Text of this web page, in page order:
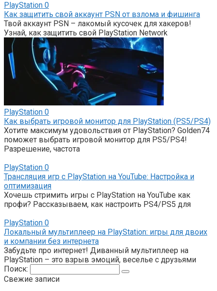
PlayStation 0
Как защитить свой аккаунт PSN от взлома и фишинга
Твой аккаунт PSN – лакомый кусочек для хакеров!
Узнай, как защитить свой PlayStation Network
PlayStation 0
Как выбрать игровой монитор для PlayStation (PS5/PS4)
Хотите максимум удовольствия от PlayStation? Golden74
поможет выбрать игровой монитор для PS5/PS4!
Разрешение, частота
PlayStation 0
Трансляция игр с PlayStation на YouTube: Настройка и
оптимизация
Хочешь стримить игры с PlayStation на YouTube как
профи? Рассказываем, как настроить PS4/PS5 для
PlayStation 0
Локальный мультиплеер на PlayStation: игры для двоих
и компании без интернета
Забудьте про интернет! Диванный мультиплеер на
PlayStation – это взрыв эмоций, веселье с друзьями
Поиск:
Свежие записи